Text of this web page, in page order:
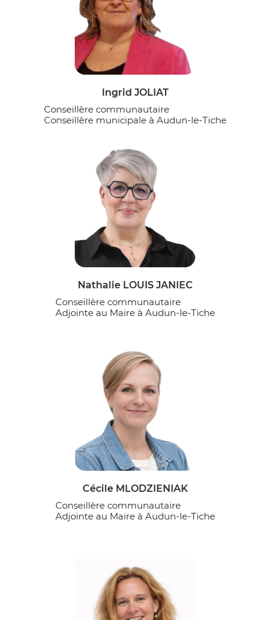
Ingrid JOLIAT
Conseillère communautaire
Conseillère municipale à Audun-le-Tiche
Nathalie LOUIS JANIEC
Conseillère communautaire
Adjointe au Maire à Audun-le-Tiche
Cécile MLODZIENIAK
Conseillère communautaire
Adjointe au Maire à Audun-le-Tiche